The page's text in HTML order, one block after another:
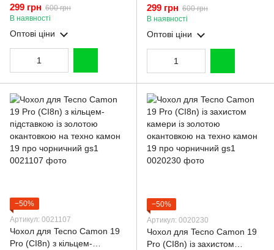
кільцем MagSafe із золотою
окантовкою на техно камон
19 про чорничний gs1
299 грн 600 грн
В наявності
Оптові ціни
кільцем MagSafe із золотою
окантовкою на техно камон
19 про чорничний gs1
299 грн 600 грн
В наявності
Оптові ціни
−50%
Артикул: 0021107
Чохол для Tecno Camon 19
Pro (CI8n) з кільцем-
−50%
Артикул: 0020230
Чохол для Tecno Camon 19
Pro (CI8n) із захистом